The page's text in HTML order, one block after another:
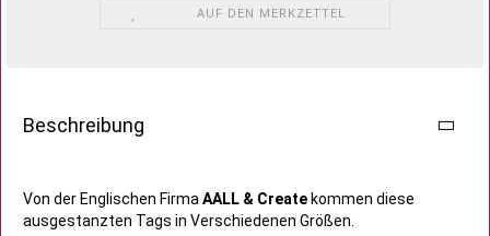
AUF DEN MERKZETTEL
Beschreibung
Von der Englischen FirmaAALL & Create kommen diese
ausgestanzten Tags in Verschiedenen Größen.